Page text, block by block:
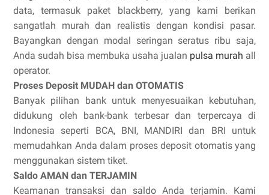
data, termasuk paket blackberry, yang kami berikan
sangatlah murah dan realistis dengan kondisi pasar.
Bayangkan dengan modal seringan seratus ribu saja,
Anda sudah bisa membuka usaha jualan pulsa murah all
operator.
Proses Deposit MUDAH dan OTOMATIS
Banyak pilihan bank untuk menyesuaikan kebutuhan,
didukung oleh bank-bank terbesar dan terpercaya di
Indonesia seperti BCA, BNI, MANDIRI dan BRI untuk
memudahkan Anda dalam proses deposit otomatis yang
menggunakan sistem tiket.
Saldo AMAN dan TERJAMIN
Keamanan transaksi dan saldo Anda terjamin. Kami